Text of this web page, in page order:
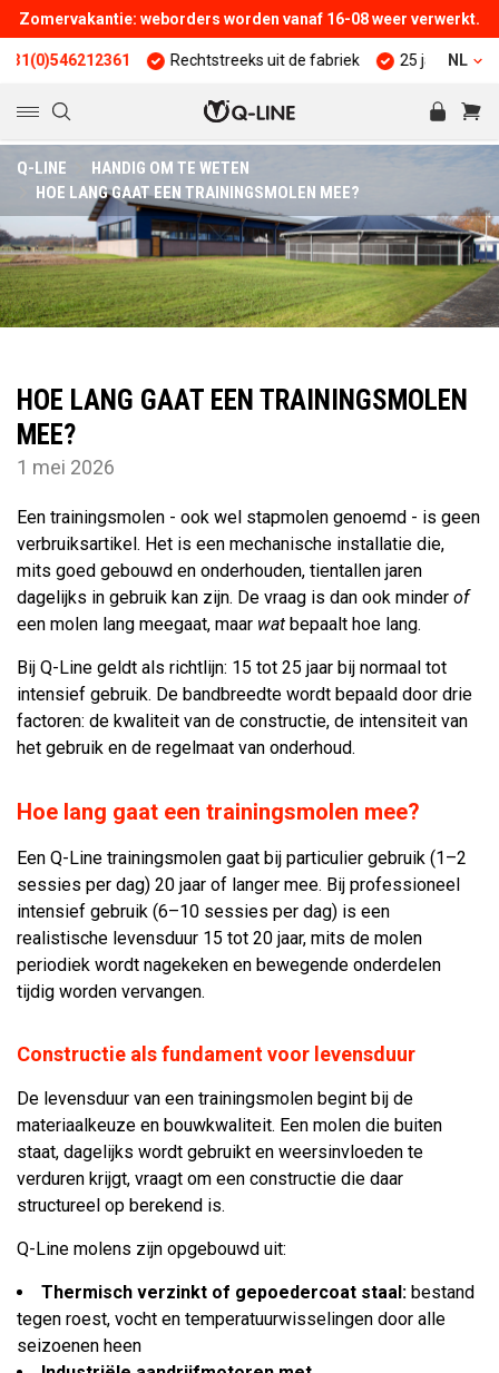
Zomervakantie: weborders worden vanaf 16-08 weer verwerkt.
Rechtstreeks uit de fabriek 25 jaar ervaring NL
Q-LINE
HANDIG OM TE WETEN
HOE LANG GAAT EEN TRAININGSMOLEN MEE?
HOE LANG GAAT EEN TRAININGSMOLEN
MEE?
1 mei 2026
Een trainingsmolen - ook wel stapmolen genoemd - is geen
verbruiksartikel. Het is een mechanische installatie die,
mits goed gebouwd en onderhouden, tientallen jaren
dagelijks in gebruik kan zijn. De vraag is dan ook minder of
een molen lang meegaat, maar wat bepaalt hoe lang.
Bij Q-Line geldt als richtlijn: 15 tot 25 jaar bij normaal tot
intensief gebruik. De bandbreedte wordt bepaald door drie
factoren: de kwaliteit van de constructie, de intensiteit van
het gebruik en de regelmaat van onderhoud.
Hoe lang gaat een trainingsmolen mee?
Een Q-Line trainingsmolen gaat bij particulier gebruik (1–2
sessies per dag) 20 jaar of langer mee. Bij professioneel
intensief gebruik (6–10 sessies per dag) is een
realistische levensduur 15 tot 20 jaar, mits de molen
periodiek wordt nagekeken en bewegende onderdelen
tijdig worden vervangen.
Constructie als fundament voor levensduur
De levensduur van een trainingsmolen begint bij de
materiaalkeuze en bouwkwaliteit. Een molen die buiten
staat, dagelijks wordt gebruikt en weersinvloeden te
verduren krijgt, vraagt om een constructie die daar
structureel op berekend is.
Q-Line molens zijn opgebouwd uit:
Thermisch verzinkt of gepoedercoat staal: bestand
tegen roest, vocht en temperatuurwisselingen door alle
seizoenen heen